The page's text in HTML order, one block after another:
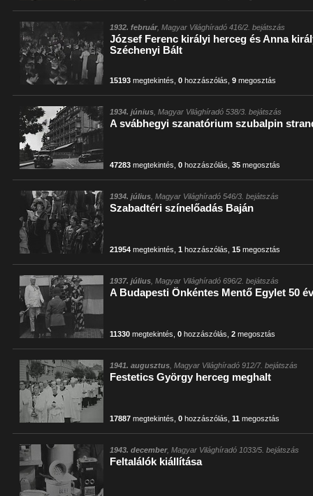
1932. február, Magyar Világhíradó 416/2. bejátszás
József Ferenc királyi herceg és Anna
Széchenyi Bált
15193 megtekintés ,0 hozzászólás ,9 megosztás
1934. június , Magyar Világhíradó 538/3. bejátszás
A svábhegyi szanatórium szubalpin
47283 megtekintés ,0 hozzászólás ,35 megosztás
1934. július , Magyar Világhíradó 546/3. bejátszás
Szabadtéri színelőadás Baján
21954 megtekintés ,1 hozzászólás ,15 megosztás
1937. július , Magyar Világhíradó 696/2. bejátszás
A Budapesti Önkéntes Mentő Egylet 50
11330 megtekintés ,0 hozzászólás ,2 megosztás
1941. augusztus , Magyar Világhíradó 912/7. bejátszás
Festetics György herceg meghalt
17887 megtekintés ,0 hozzászólás ,11 megosztás
1943. december, Magyar Világhíradó 1033/5. bejátszás
Feltalálók kiállítása